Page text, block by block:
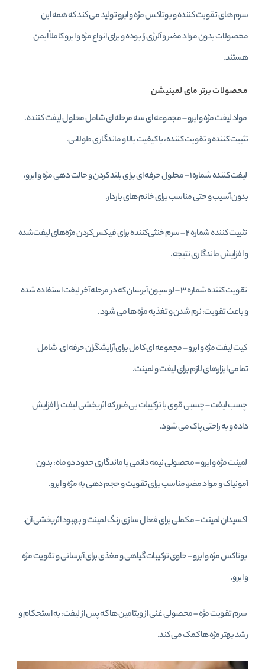
سرم‌ های تقویت‌ کننده و بوتاکس مژه و ابرو تولید می‌ کند که همه این
محصولات بدون مواد مضر و آلرژی‌ زا بوده و برای انواع مژه و ابرو کاملاً ایمن
هستند.
محصولات برتر مای لمینیشن
مواد لیفت مژه و ابرو – مجموعه‌ ای سه‌ مرحله‌ ای شامل محلول لیفت‌ کننده،
تثبیت‌ کننده و تقویت‌ کننده، با کیفیت بالا و ماندگاری طولانی.
لیفت‌ کننده شماره ۱ – محلول حرفه‌ ای برای بلند کردن و حالت‌ دهی مژه و ابرو،
بدون آسیب و حتی مناسب برای خانم‌ های باردار.
تثبیت‌ کننده شماره ۲ – سرم خنثی‌کننده برای فیکس‌کردن مژه‌های لیفت‌شده
و افزایش ماندگاری نتیجه.
تقویت‌ کننده شماره ۳ – لوسیون آبرسان که در مرحله آخر لیفت استفاده شده
و باعث تقویت، نرم‌ شدن و تغذیه مژه‌ ها می‌ شود.
کیت لیفت مژه و ابرو – مجموعه‌ ای کامل برای آرایشگران حرفه‌ ای، شامل
تمامی ابزارهای لازم برای لیفت و لمینت.
چسب لیفت – چسبی قوی با ترکیبات بی‌ ضرر که اثربخشی لیفت را افزایش
داده و به‌ راحتی پاک می‌ شود.
لمینت مژه و ابرو – محصولی نیمه‌ دائمی با ماندگاری حدود دو ماه، بدون
آمونیاک و مواد مضر، مناسب برای تقویت و حجم‌ دهی به مژه و ابرو.
اکسیدان لمینت – مکملی برای فعال‌ سازی رنگ لمینت و بهبود اثربخشی آن.
بوتاکس مژه و ابرو – حاوی ترکیبات گیاهی و مغذی برای آبرسانی و تقویت مژه
و ابرو.
سرم تقویت مژه – محصولی غنی از ویتامین‌ ها که پس از لیفت، به استحکام و
رشد بهتر مژه‌ ها کمک می‌ کند.